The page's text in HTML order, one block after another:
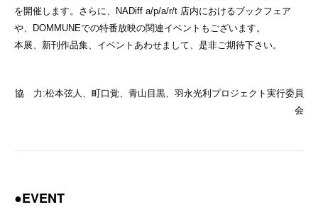
を開催します。さらに、NADiff a/p/a/r/t 店内におけるブックフェア
や、DOMMUNEでの特番放映の関連イベントもございます。
本展、新刊作品集、イベントあわせまして、是非ご期待下さい。
協 力:松本弦人、町口覚、青山目黒、羽永光利プロジェクト実行委員
会
●EVENT